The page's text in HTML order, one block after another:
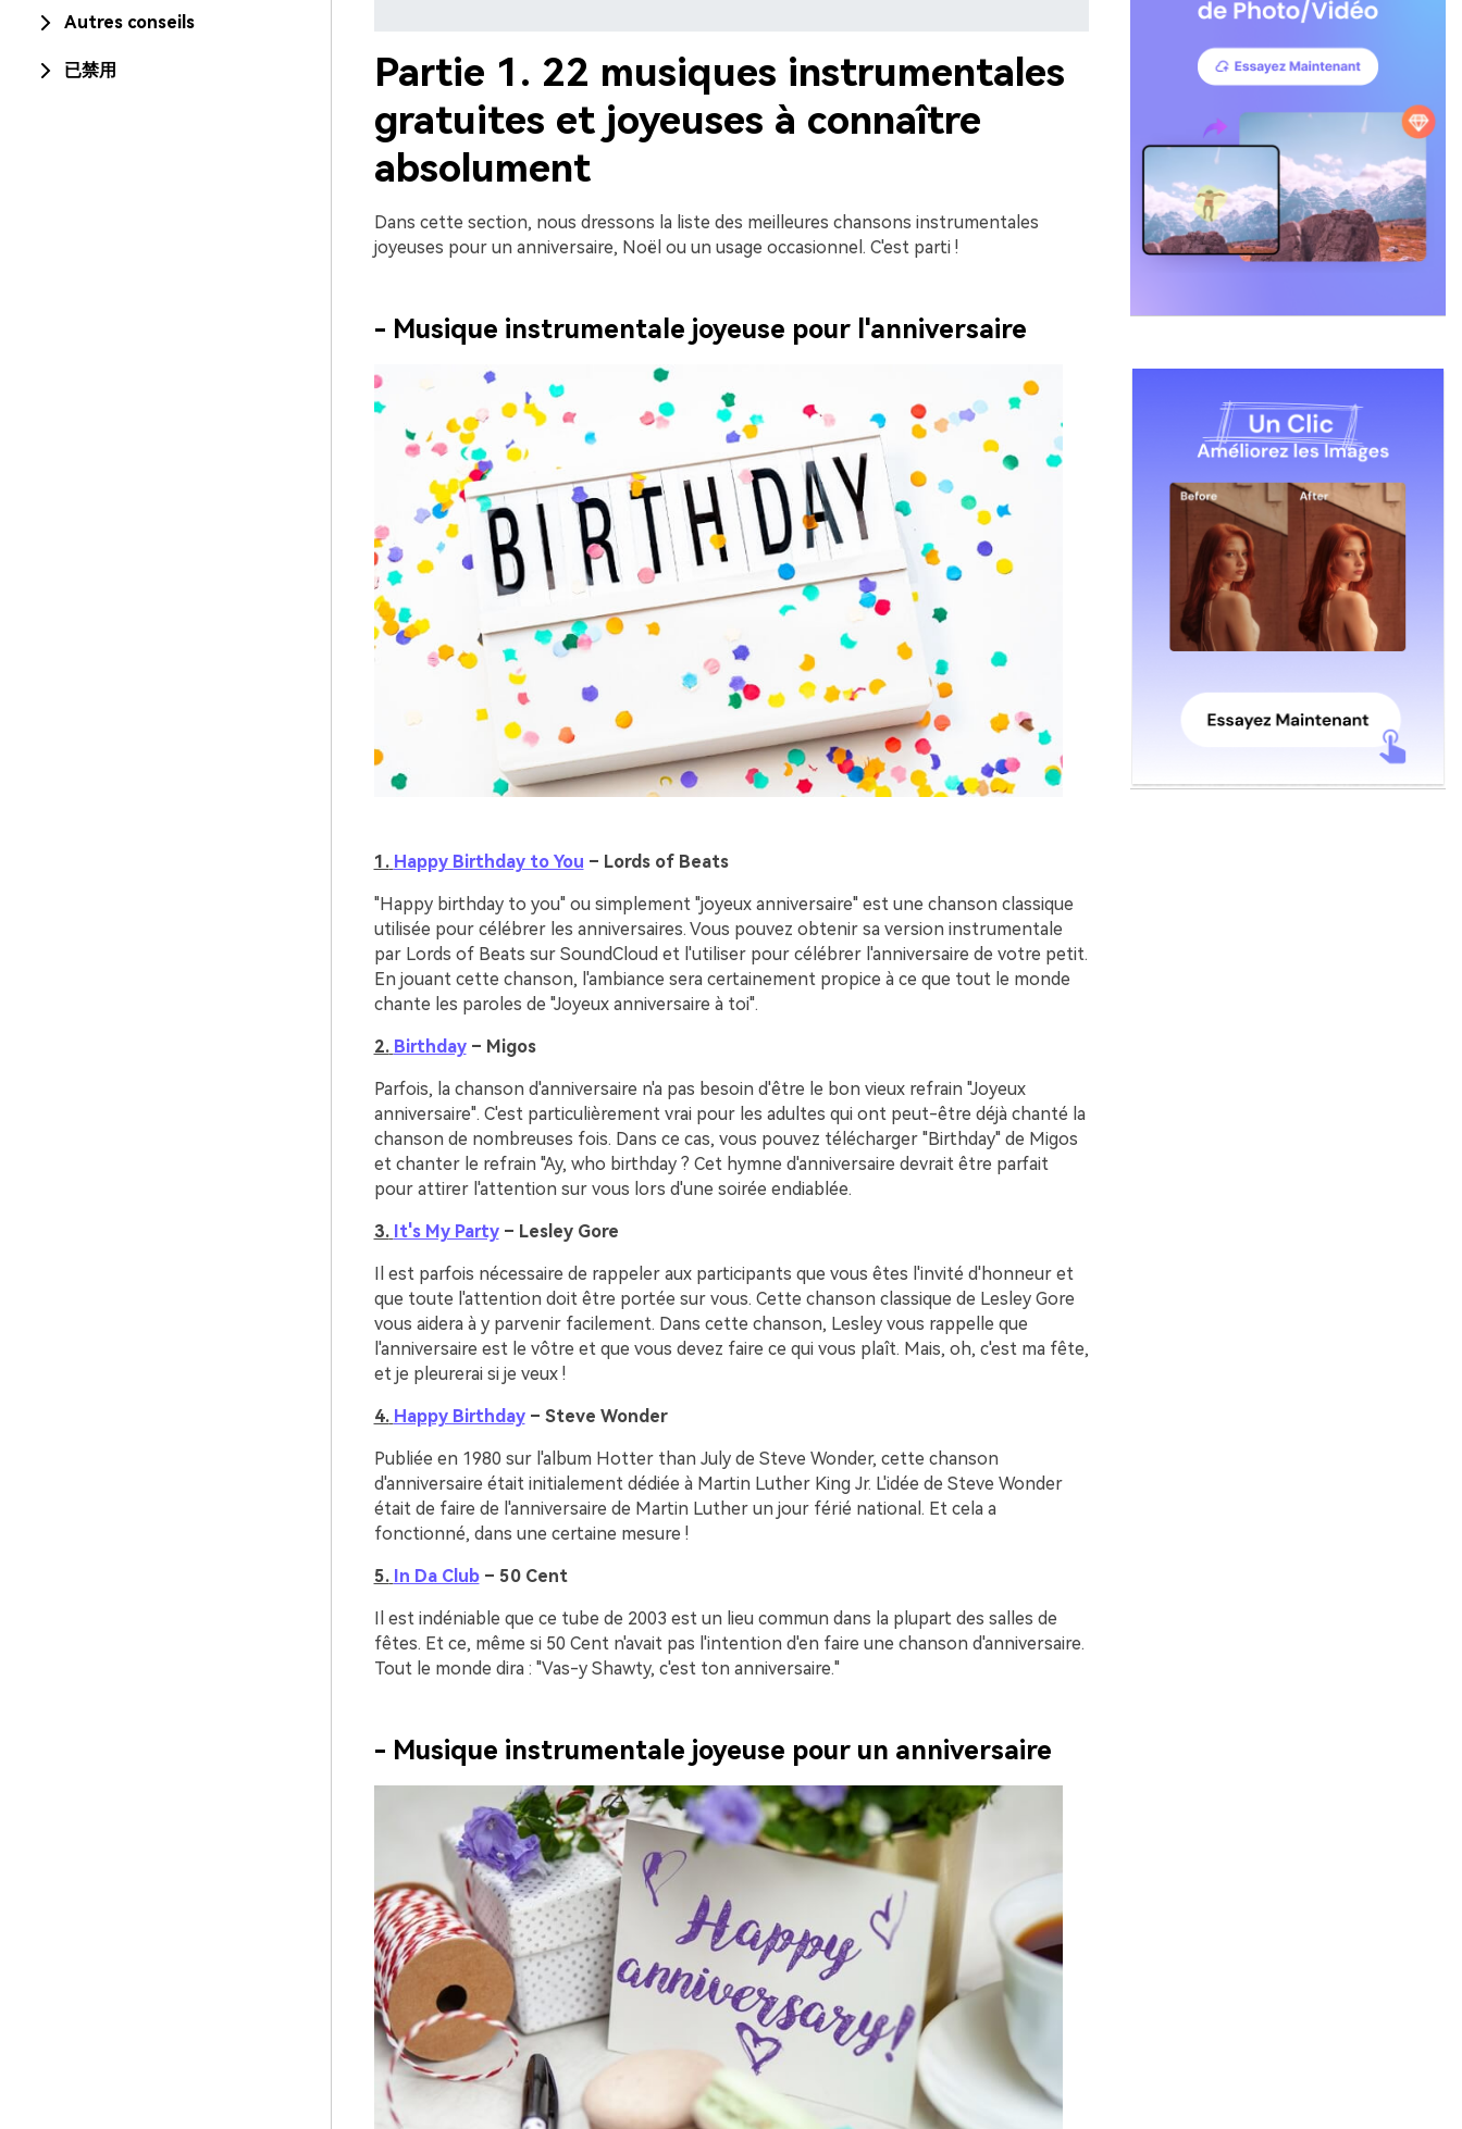
Autres conseils
已禁用
Partie 1. 22 musiques instrumentales
gratuites et joyeuses à connaître
absolument
Dans cette section, nous dressons la liste des meilleures chansons instrumentales
joyeuses pour un anniversaire, Noël ou un usage occasionnel. C'est parti !
- Musique instrumentale joyeuse pour l'anniversaire
1. Happy Birthday to You – Lords of Beats
"Happy birthday to you" ou simplement "joyeux anniversaire" est une chanson classique
utilisée pour célébrer les anniversaires. Vous pouvez obtenir sa version instrumentale
par Lords of Beats sur SoundCloud et l'utiliser pour célébrer l'anniversaire de votre petit.
En jouant cette chanson, l'ambiance sera certainement propice à ce que tout le monde
chante les paroles de "Joyeux anniversaire à toi".
2. Birthday – Migos
Parfois, la chanson d'anniversaire n'a pas besoin d'être le bon vieux refrain "Joyeux
anniversaire". C'est particulièrement vrai pour les adultes qui ont peut-être déjà chanté la
chanson de nombreuses fois. Dans ce cas, vous pouvez télécharger "Birthday" de Migos
et chanter le refrain "Ay, who birthday ? Cet hymne d'anniversaire devrait être parfait
pour attirer l'attention sur vous lors d'une soirée endiablée.
3. It's My Party – Lesley Gore
Il est parfois nécessaire de rappeler aux participants que vous êtes l'invité d'honneur et
que toute l'attention doit être portée sur vous. Cette chanson classique de Lesley Gore
vous aidera à y parvenir facilement. Dans cette chanson, Lesley vous rappelle que
l'anniversaire est le vôtre et que vous devez faire ce qui vous plaît. Mais, oh, c'est ma fête,
et je pleurerai si je veux !
4. Happy Birthday – Steve Wonder
Publiée en 1980 sur l'album Hotter than July de Steve Wonder, cette chanson
d'anniversaire était initialement dédiée à Martin Luther King Jr. L'idée de Steve Wonder
était de faire de l'anniversaire de Martin Luther un jour férié national. Et cela a
fonctionné, dans une certaine mesure !
5. In Da Club – 50 Cent
Il est indéniable que ce tube de 2003 est un lieu commun dans la plupart des salles de
fêtes. Et ce, même si 50 Cent n'avait pas l'intention d'en faire une chanson d'anniversaire.
Tout le monde dira : "Vas-y Shawty, c'est ton anniversaire."
- Musique instrumentale joyeuse pour un anniversaire